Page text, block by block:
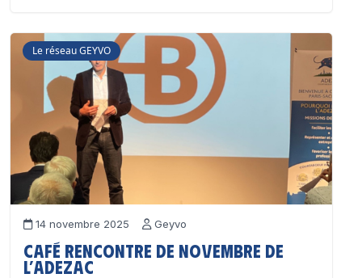
Le réseau GEYVO
14 novembre 2025 Geyvo
Café Rencontre de Novembre de
l’ADEZAC